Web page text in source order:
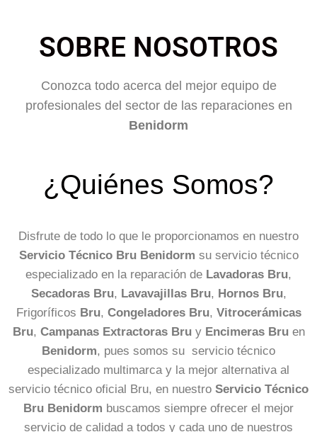
SOBRE NOSOTROS
Conozca todo acerca del mejor equipo de
profesionales del sector de las reparaciones en
Benidorm
¿Quiénes Somos?
Disfrute de todo lo que le proporcionamos en nuestro
Servicio Técnico Bru Benidorm su servicio técnico
especializado en la reparación de Lavadoras Bru,
Secadoras Bru, Lavavajillas Bru, Hornos Bru,
Frigoríficos Bru, Congeladores Bru, Vitrocerámicas
Bru, Campanas Extractoras Bruy Encimeras Bruen
Benidorm, pues somos su servicio técnico
especializado multimarca y la mejor alternativa al
servicio técnico oficial Bru, en nuestro Servicio Técnico
Bru Benidorm buscamos siempre ofrecer el mejor
servicio de calidad a todos y cada uno de nuestros